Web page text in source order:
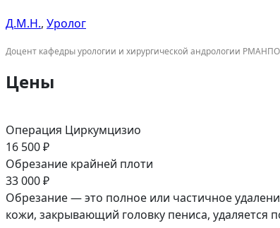
Д.М.Н., Уролог
Доцент кафедры урологии и хирургической андрологии РМАНПО
Цены
Операция Циркумцизио
16 500 ₽
Обрезание крайней плоти
33 000 ₽
Обрезание — это полное или частичное
кожи, закрывающий головку пениса, удаляется